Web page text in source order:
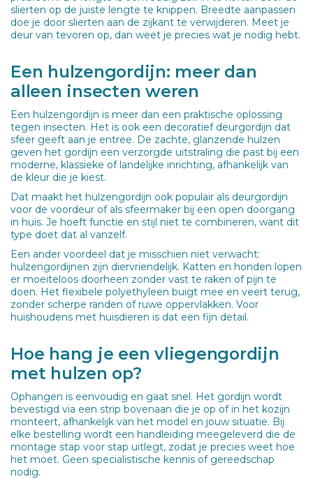
slierten op de juiste lengte te knippen. Breedte aanpassen
doe je door slierten aan de zijkant te verwijderen. Meet je
deur van tevoren op, dan weet je precies wat je nodig hebt.
Een hulzengordijn: meer dan
alleen insecten weren
Een hulzengordijn is meer dan een praktische oplossing
tegen insecten. Het is ook een decoratief deurgordijn dat
sfeer geeft aan je entree. De zachte, glanzende hulzen
geven het gordijn een verzorgde uitstraling die past bij een
moderne, klassieke of landelijke inrichting, afhankelijk van
de kleur die je kiest.
Dat maakt het hulzengordijn ook populair als deurgordijn
voor de voordeur of als sfeermaker bij een open doorgang
in huis. Je hoeft functie en stijl niet te combineren, want dit
type doet dat al vanzelf.
Een ander voordeel dat je misschien niet verwacht:
hulzengordijnen zijn diervriendelijk. Katten en honden lopen
er moeiteloos doorheen zonder vast te raken of pijn te
doen. Het flexibele polyethyleen buigt mee en veert terug,
zonder scherpe randen of ruwe oppervlakken. Voor
huishoudens met huisdieren is dat een fijn detail.
Hoe hang je een vliegengordijn
met hulzen op?
Ophangen is eenvoudig en gaat snel. Het gordijn wordt
bevestigd via een strip bovenaan die je op of in het kozijn
monteert, afhankelijk van het model en jouw situatie. Bij
elke bestelling wordt een handleiding meegeleverd die de
montage stap voor stap uitlegt, zodat je precies weet hoe
het moet. Geen specialistische kennis of gereedschap
nodig.